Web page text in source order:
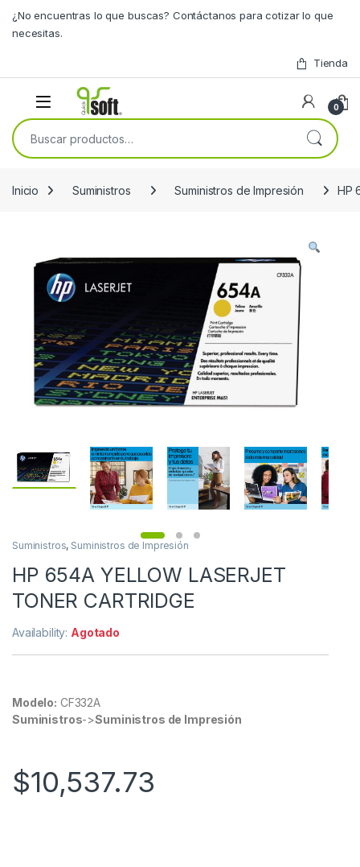
¿No encuentras lo que buscas? Contáctanos para cotizar lo que
necesitas.
Tienda
0
Buscar por:
Inicio Suministros Suministros de Impresión HP
Suministros, Suministros de Impresión
HP 654A YELLOW LASERJET
TONER CARTRIDGE
Availability: Agotado
Modelo: CF332A
Suministros->Suministros de Impresión
$10,537.73